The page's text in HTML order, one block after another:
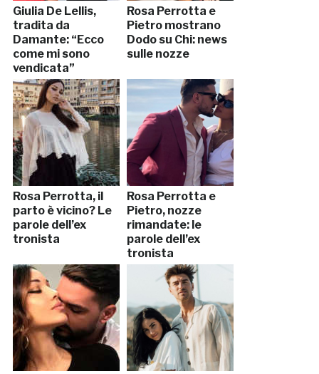
Giulia De Lellis,
tradita da
Damante: “Ecco
come mi sono
vendicata”
Rosa Perrotta e
Pietro mostrano
Dodo su Chi: news
sulle nozze
Rosa Perrotta, il
parto è vicino? Le
parole dell’ex
tronista
Rosa Perrotta e
Pietro, nozze
rimandate: le
parole dell’ex
tronista